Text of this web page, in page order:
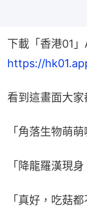
下載「香港01
https://
看到這畫面大
「角落生物萌萌
「降龍羅漢現
「真好，吃菇